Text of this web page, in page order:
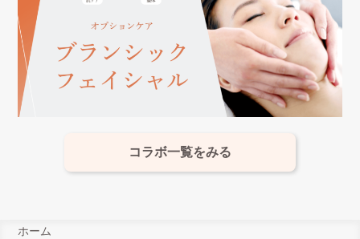
コラボ一覧をみる
ホーム